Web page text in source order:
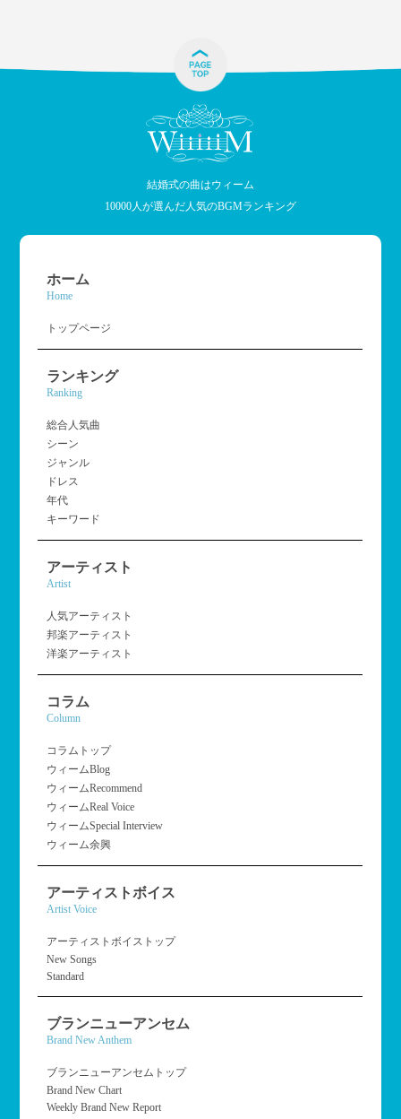
結婚式の曲はウィーム
10000人が選んだ人気のBGMランキング
ホーム
Home
トップページ
ランキング
Ranking
総合人気曲
シーン
ジャンル
ドレス
年代
キーワード
アーティスト
Artist
人気アーティスト
邦楽アーティスト
洋楽アーティスト
コラム
Column
コラムトップ
ウィームBlog
ウィームRecommend
ウィームReal Voice
ウィームSpecial Interview
ウィーム余興
アーティストボイス
Artist Voice
アーティストボイストップ
New Songs
Standard
ブランニューアンセム
Brand New Anthem
ブランニューアンセムトップ
Brand New Chart
Weekly Brand New Report